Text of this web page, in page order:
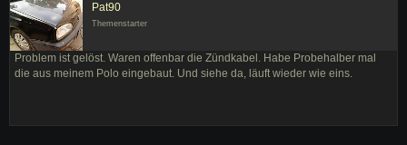
Pat90
Themenstarter
Problem ist gelöst. Waren offenbar die Zündkabel. Habe Probehalber mal
die aus meinem Polo eingebaut. Und siehe da, läuft wieder wie eins.